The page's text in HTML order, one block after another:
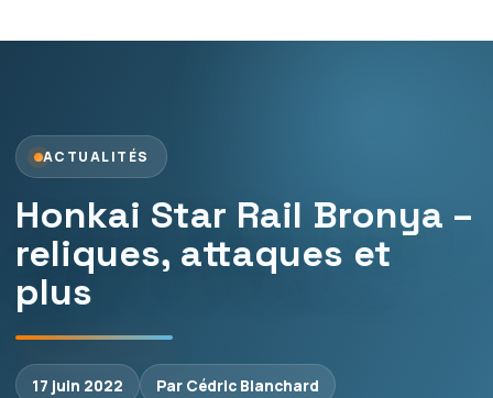
ACTUALITÉS
Honkai Star Rail Bronya –
reliques, attaques et
plus
17 juin 2022
Par Cédric Blanchard